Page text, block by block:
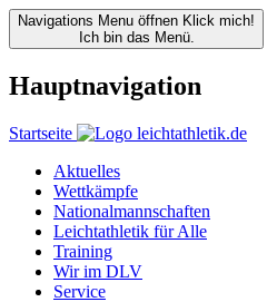
Navigations Menu öffnen Klick mich!
Ich bin das Menü.
Hauptnavigation
Startseite
Aktuelles
Wettkämpfe
Nationalmannschaften
Leichtathletik für Alle
Training
Wir im DLV
Service